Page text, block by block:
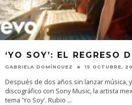
‘YO SOY’: EL REGRESO
GABRIELA DOMÍNGUEZ 15 OCTUBRE,
Después de dos años sin lanzar música,
discográfico con Sony Music, la artista
tema 'Yo Soy'. Rubio ...